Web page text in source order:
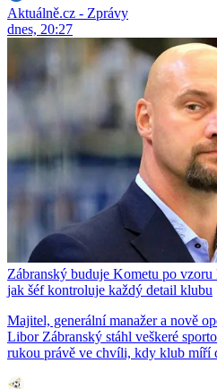
Aktuálně.cz - Zprávy
dnes, 20:27
Zábranský buduje Kometu po
jak šéf kontroluje každý detail klubu
Majitel, generální manažer a nově
Libor Zábranský stáhl veškeré
rukou právě ve chvíli, kdy klub míří